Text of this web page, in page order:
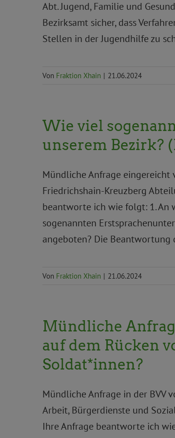
Abt. Jugend, Familie und
Bezirksamt sicher, dass
Stellen in der Jugendhilfe zu
Von Fraktion Xhain | 21.06.2024
Wie viel
unserem Bezirk?
Mündliche Anfrage eingereicht
Friedrichshain-Kreuzberg
beantworte ich wie folgt: 1. An
sogenannten
angeboten? Die Beantwortung
Von Fraktion Xhain | 21.06.2024
Mündliche
auf dem Rücken
Soldat*innen?
Mündliche Anfrage in der BVV
Arbeit, Bürgerdienste und
Ihre Anfrage beantworte ich